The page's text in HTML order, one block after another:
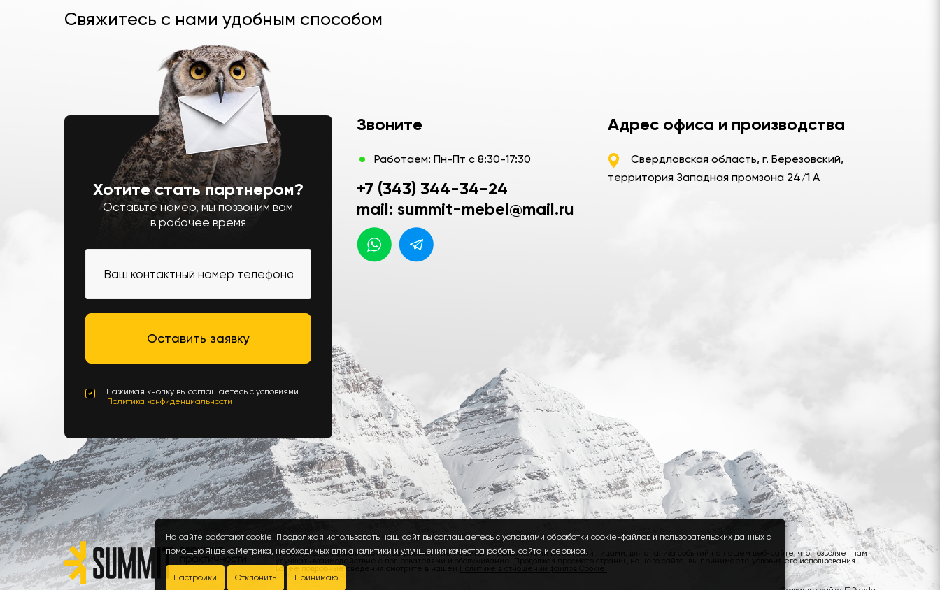
На сайте работают cookie! Продолжая использовать наш сайт вы соглашаетесь с условиями обработки cookie-файлов и пользовательских данных с
помощью Яндекс.Метрика, необходимых для аналитики и улучшения качества работы сайта и сервиса.
Настройки Отклонить Принимаю
Свяжитесь с нами удобным способом
Хотите стать партнером?
Оставьте номер, мы позвоним вам
в рабочее время
Нажимая кнопку вы соглашаетесь с условиями
Политика конфиденциальности
Звоните
Работаем: Пн-Пт с 8:30-17:30
+7 (343) 344-34-24
mail: summit-mebel@mail.ru
Адрес офиса и производства
Свердловская область, г. Березовский,
территория Западная промзона 24/1 А
Мы используем файлы cookie, разработанные нашими специалистами и третьими лицами, для анализа событий на нашем веб-сайте, что позволяет нам
улучшать взаимодействие с пользователями и обслуживание. Продолжая просмотр страниц нашего сайта, вы принимаете условия его использования.
Более подробные сведения смотрите в нашей
Политике в отношении файлов Cookie.